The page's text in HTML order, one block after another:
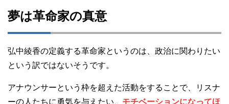
夢は革命家の真意
弘中綾香の定義する革命家というのは、政治に関わりたい
という訳ではないそうです。
アナウンサーという枠を超えた活動をすることで、リスナ
ーの人たちに勇気を与えたい、 モチベーションになってほ